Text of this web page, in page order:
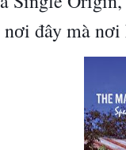
ơi đây mànơi